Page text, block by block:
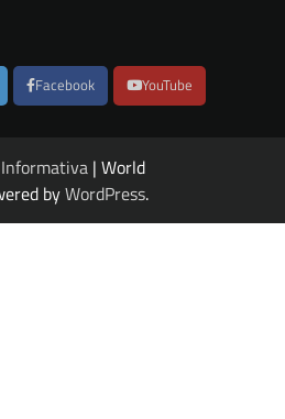
Facebook YouTube
| World
byWordPress.